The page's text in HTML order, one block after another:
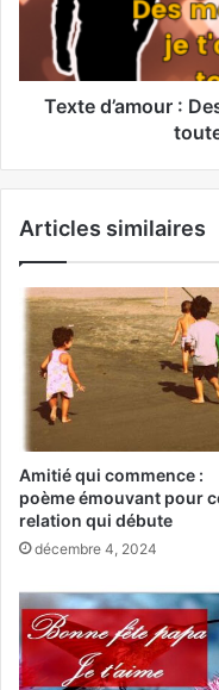
Texte d’amour :
Articles similaires
Amitié qui commence :
poème émouvant pour
relation qui débute
décembre 4, 2024